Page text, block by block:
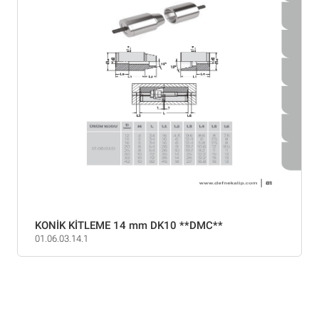
KONİK KİTLEME 14 mm DK10 **DMC**
01.06.03.14.1